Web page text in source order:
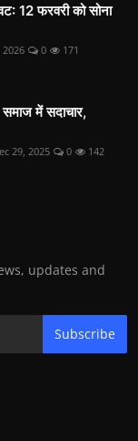
12 फरवरी को सोना
2026 0 171
में सदाचार,
29, 2025 0 142
updates and
Subscribe